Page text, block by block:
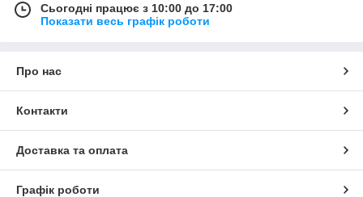
Сьогодні працює з 10:00 до 17:00
Показати весь графік роботи
Про нас
Контакти
Доставка та оплата
Графік роботи